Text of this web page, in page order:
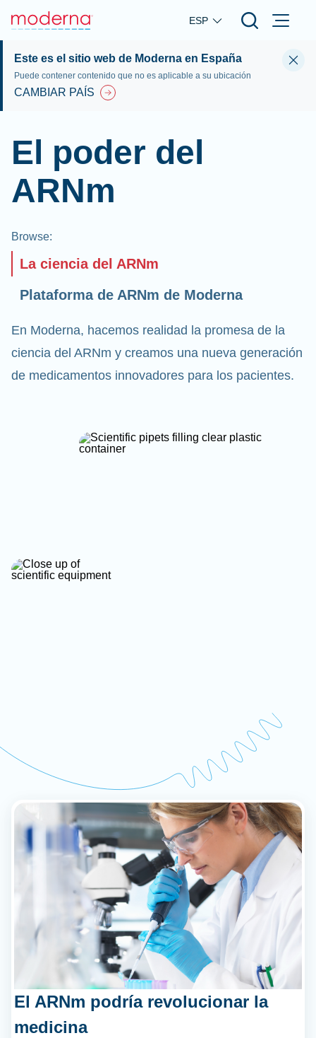
Skip to main content
ESP
Este es el sitio web de Moderna en España
Puede contener contenido que no es aplicable a su ubicación
CAMBIAR PAÍS
El poder del
ARNm
Browse:
La ciencia del ARNm
Plataforma de ARNm de Moderna
En Moderna, hacemos realidad la promesa de la
ciencia del ARNm y creamos una nueva generación
de medicamentos innovadores para los pacientes.
El ARNm podría revolucionar la
medicina